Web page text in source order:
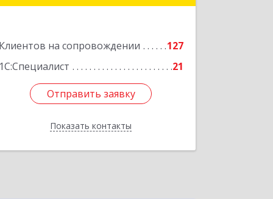
Клиентов на сопровождении
127
1С:Специалист
21
Отправить заявку
Показать контакты
Отправить заявку
Назад